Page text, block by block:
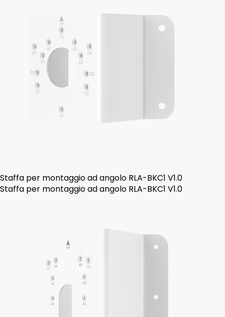
Staffa per montaggio ad angolo RLA-BKC1 V1.0
Staffa per montaggio ad angolo RLA-BKC1 V1.0